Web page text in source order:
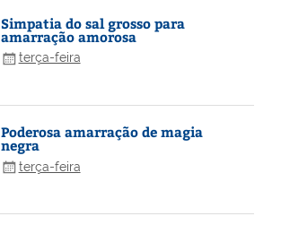
Simpatia do sal grosso para
amarração amorosa
terça-feira
Poderosa amarração de magia
negra
terça-feira